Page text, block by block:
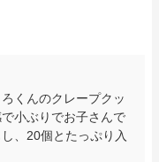
くんのクレープクッ
小ぶりでお子さんで
、20個とたっぷり入